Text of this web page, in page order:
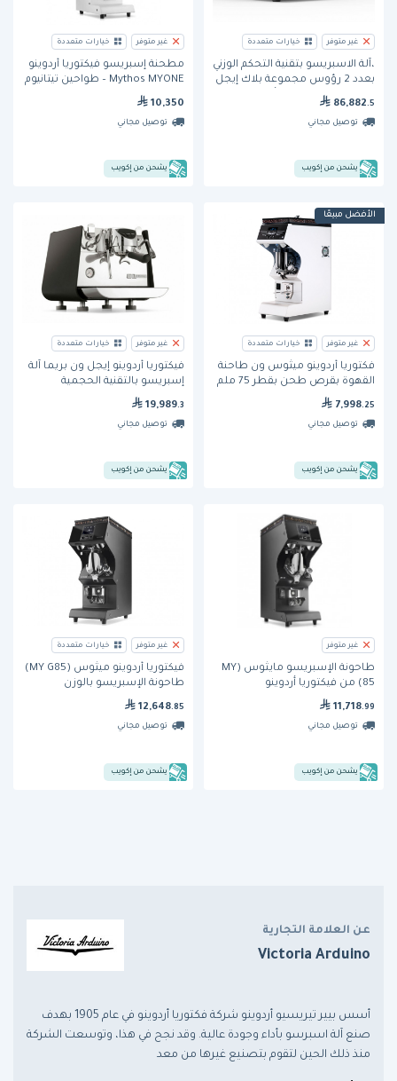
غير متوفر خيارات متعددة
،آلة الاسبريسو بتقنية التحكم الوزني
بعدد 2 رؤوس مجموعة بلاك إيجل
مافريك من فيكتوريا أردوينو
86,882 .5
توصيل مجاني
يشحن من إكويب
غير متوفر خيارات متعددة
مطحنة إسبريسو فيكتوريا أردوينو
Mythos MYONE – طواحين تيتانيوم
10,350
توصيل مجاني
يشحن من إكويب
الأفضل مبيعًا
غير متوفر خيارات متعددة
فكتوريا أردوينو ميثوس ون طاحنة
القهوة بقرص طحن بقطر 75 ملم
7,998.25
توصيل مجاني
يشحن من إكويب
غير متوفر خيارات متعددة
فيكتوريا أردوينو إيجل ون بريما آلة
إسبريسو بالتقنية الحجمية
ومجموعة واحدة
19,989.3
توصيل مجاني
يشحن من إكويب
غير متوفر
طاحونة الإسبريسو مايثوس (MY
85) من فيكتوريا أردوينو
11,718.99
توصيل مجاني
يشحن من إكويب
غير متوفر خيارات متعددة
فيكتوريا أردوينو ميثوس (MY G85)
طاحونة الإسبريسو بالوزن
12,648.85
توصيل مجاني
يشحن من إكويب
عن العلامة التجارية
Victoria Arduino
أسس بيير تيريسيو أردوينو شركة فكتوريا أردوينو في عام 1905 بهدف
صنع آلة اسبرسو بأداء وجودة عالية. وقد نجح في هذا، وتوسعت الشركة
منذ ذلك الحين لتقوم بتصنيع غيرها من معد